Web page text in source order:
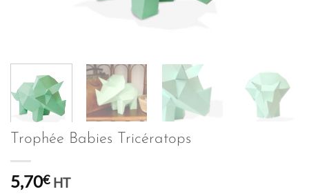
Trophée Babies Tricératops
5,70€ HT